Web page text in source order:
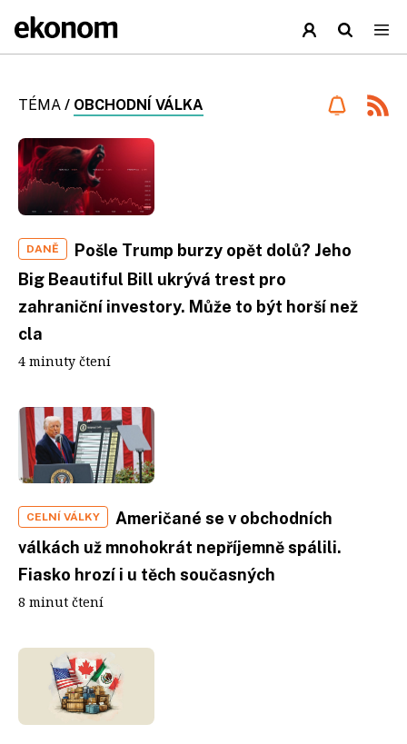
TÉMA / OBCHODNÍ VÁLKA
DANĚ
Pošle Trump burzy opět dolů? Jeho
Big Beautiful Bill ukrývá trest pro
zahraniční investory. Může to být horší než
cla
4 minuty čtení
CELNÍ VÁLKY
Američané se v obchodních
válkách už mnohokrát nepříjemně spálili.
Fiasko hrozí i u těch současných
8 minut čtení